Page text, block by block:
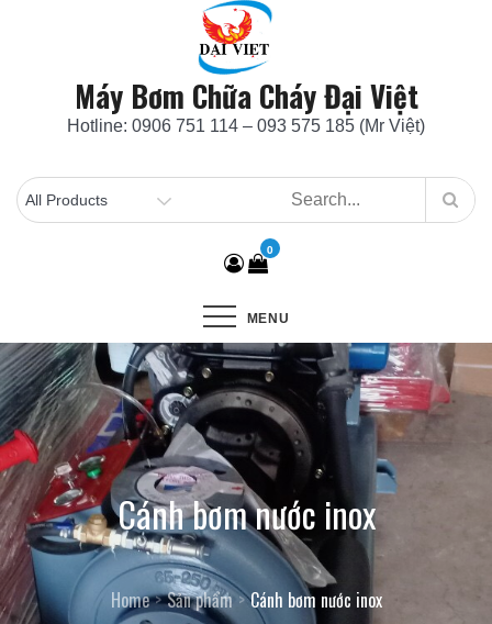
Máy Bơm Chữa Cháy Đại Việt
Hotline: 0906 751 114 – 093 575 185 (Mr Việt)
0
MENU
Cánh bơm nước inox
Home Sản phẩm Cánh bơm nước inox